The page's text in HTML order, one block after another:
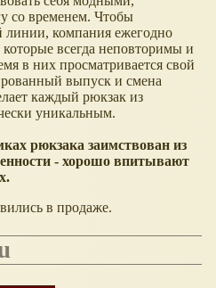
со временем. Чтобы
линии, компания ежегодно
всегда неповторимы и
в них просматривается свой
выпуск и смена
каждый рюкзак из
уникальным.
рюкзака заимствован из
- хорошо впитывают
в продаже.